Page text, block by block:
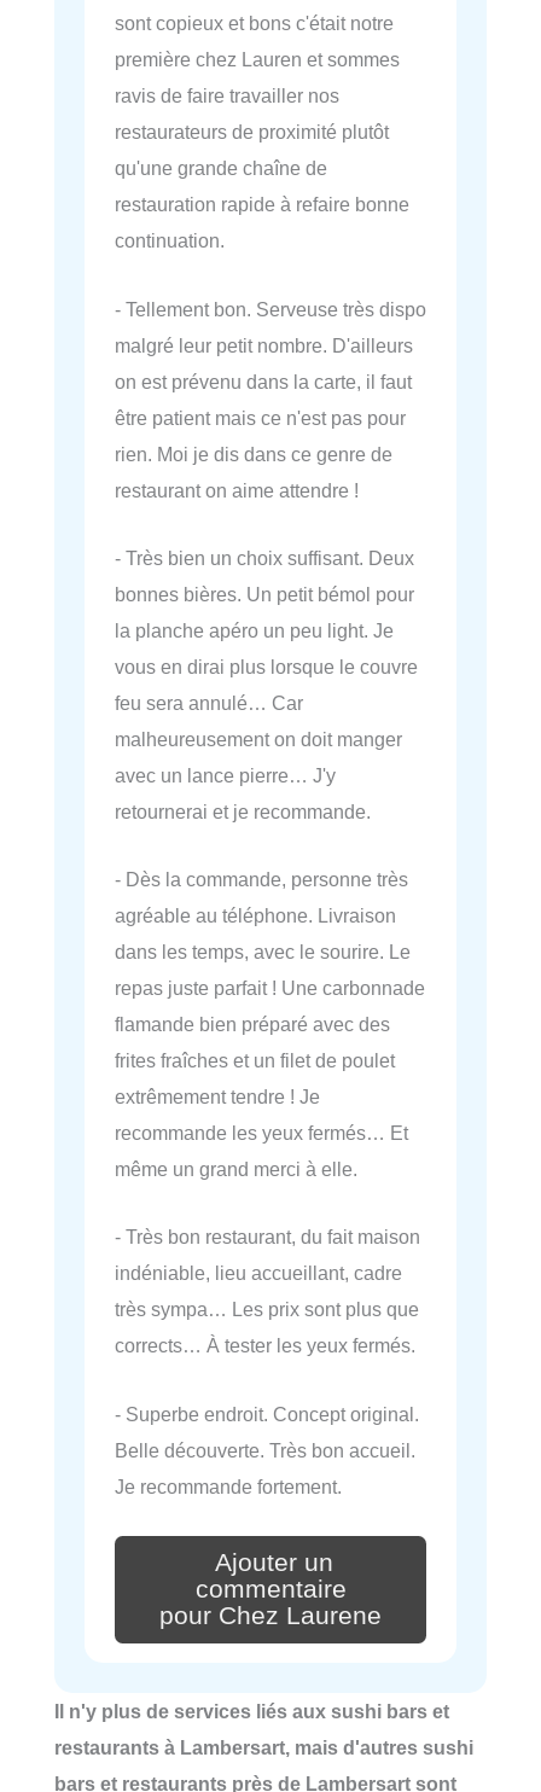
sont copieux et bons c'était notre
première chez Lauren et sommes
ravis de faire travailler nos
restaurateurs de proximité plutôt
qu'une grande chaîne de
restauration rapide à refaire bonne
continuation.
- Tellement bon. Serveuse très dispo
malgré leur petit nombre. D'ailleurs
on est prévenu dans la carte, il faut
être patient mais ce n'est pas pour
rien. Moi je dis dans ce genre de
restaurant on aime attendre !
- Très bien un choix suffisant. Deux
bonnes bières. Un petit bémol pour
la planche apéro un peu light. Je
vous en dirai plus lorsque le couvre
feu sera annulé… Car
malheureusement on doit manger
avec un lance pierre… J'y
retournerai et je recommande.
- Dès la commande, personne très
agréable au téléphone. Livraison
dans les temps, avec le sourire. Le
repas juste parfait ! Une carbonnade
flamande bien préparé avec des
frites fraîches et un filet de poulet
extrêmement tendre ! Je
recommande les yeux fermés… Et
même un grand merci à elle.
- Très bon restaurant, du fait maison
indéniable, lieu accueillant, cadre
très sympa… Les prix sont plus que
corrects… À tester les yeux fermés.
- Superbe endroit. Concept original.
Belle découverte. Très bon accueil.
Je recommande fortement.
Ajouter un
commentaire
pour Chez Laurene
Il n'y plus de services liés aux sushi bars et
restaurants à Lambersart, mais d'autres sushi
bars et restaurants près de Lambersart sont